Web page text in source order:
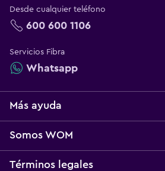
Desde cualquier teléfono
600 600 1106
Servicios Fibra
Whatsapp
Más ayuda
Servicio técnico
Somos WOM
Sobre WOM
Términos legales